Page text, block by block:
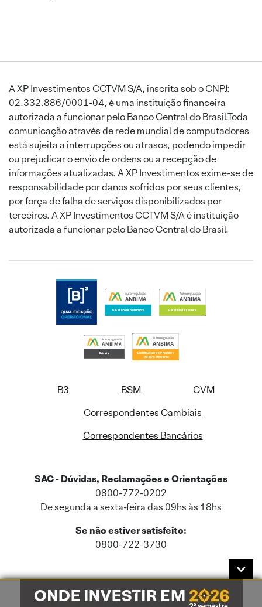
A XP Investimentos CCTVM S/A, inscrita sob o CNPJ:
02.332.886/0001-04, é uma instituição financeira
autorizada a funcionar pelo Banco Central do Brasil.Toda
comunicação através de rede mundial de computadores
está sujeita a interrupções ou atrasos, podendo impedir
ou prejudicar o envio de ordens ou a recepção de
informações atualizadas. A XP Investimentos exime-se de
responsabilidade por danos sofridos por seus clientes,
por força de falha de serviços disponibilizados por
terceiros. A XP Investimentos CCTVM S/A é instituição
autorizada a funcionar pelo Banco Central do Brasil.
B3 BSM
CVM
Correspondentes Cambiais
Correspondentes Bancários
SAC - Dúvidas, Reclamações e Orientações
0800-772-0202
De segunda a sexta-feira das 09hs às 18hs
Se não estiver satisfeito:
0800-722-3730
Este site usa cookies e dados pessoais de acordo com a nossaPolítica de
Cookies
e a nossaPolítica de Privacidade.